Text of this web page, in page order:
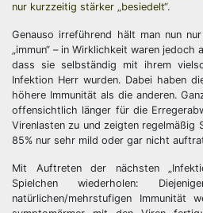
nur kurzzeitig stärker „besiedelt“.
Genauso irreführend hält man nun
„immun“ – in Wirklichkeit waren jedoch
dass sie selbständig mit ihrem
Infektion Herr wurden. Dabei haben
höhere Immunität als die anderen.
offensichtlich länger für die
Virenlasten zu und zeigten regelmäßig
85% nur sehr mild oder gar nicht
Mit Auftreten der nächsten
Spielchen wiederholen:
natürlichen/mehrstufigen Immunität